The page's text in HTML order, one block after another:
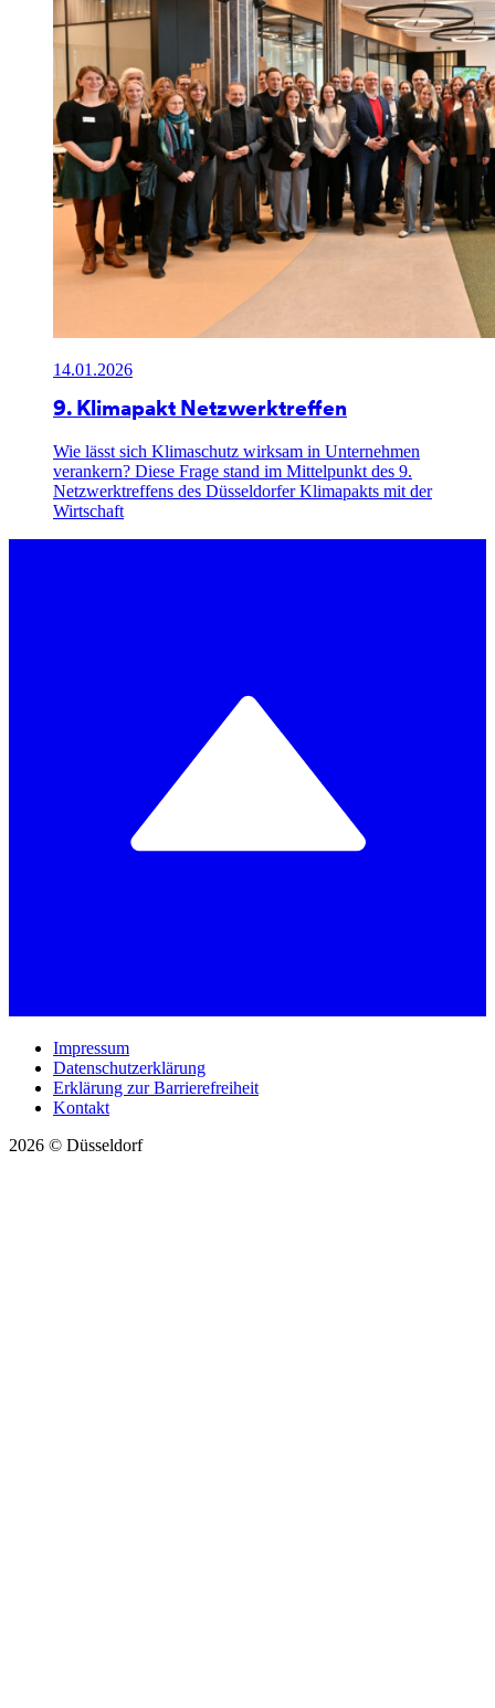
14.01.2026
9. Klimapakt Netzwerktreffen
Wie lässt sich Klimaschutz wirksam in Unternehmen
verankern? Diese Frage stand im Mittelpunkt des 9.
Netzwerktreffens des Düsseldorfer Klimapakts mit der
Wirtschaft
Impressum
Datenschutzerklärung
Erklärung zur Barrierefreiheit
Kontakt
2026 © Düsseldorf